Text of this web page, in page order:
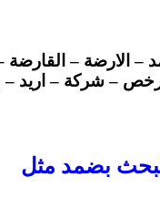
– الارضة –
– شركة – اريد
بضمد مثل